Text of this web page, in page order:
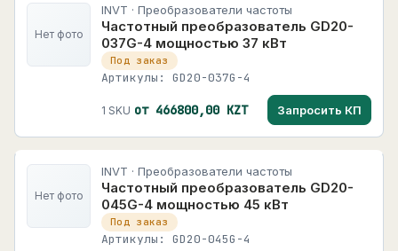
Нет фото
INVT · Преобразователи частоты
Частотный преобразователь GD20-
037G-4 мощностью 37 кВт
Под заказ
Артикулы: GD20-037G-4
1 SKU от 466800,00 KZT Запросить КП
Нет фото
INVT · Преобразователи частоты
Частотный преобразователь GD20-
045G-4 мощностью 45 кВт
Под заказ
Артикулы: GD20-045G-4